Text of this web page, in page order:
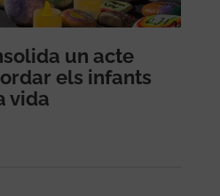
un acte
els infants
vida